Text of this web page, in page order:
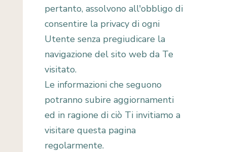
pertanto, assolvono all'obbligo di
consentire la privacy di ogni
Utente senza pregiudicare la
navigazione del sito web da Te
visitato.
Le informazioni che seguono
potranno subire aggiornamenti
ed in ragione di ciò Ti invitiamo a
visitare questa pagina
regolarmente.